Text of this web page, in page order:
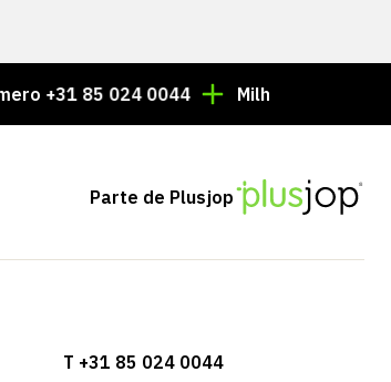
85 024 0044 Milhares de artigos
Parte de Plusjop
T +31 85 024 0044